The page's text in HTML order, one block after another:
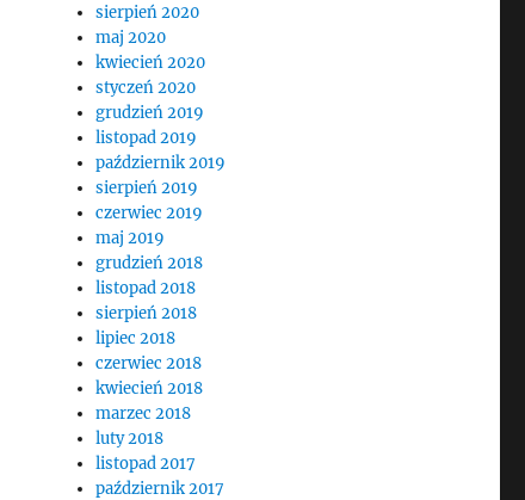
sierpień 2020
maj 2020
kwiecień 2020
styczeń 2020
grudzień 2019
listopad 2019
październik 2019
sierpień 2019
czerwiec 2019
maj 2019
grudzień 2018
listopad 2018
sierpień 2018
lipiec 2018
czerwiec 2018
kwiecień 2018
marzec 2018
luty 2018
listopad 2017
październik 2017